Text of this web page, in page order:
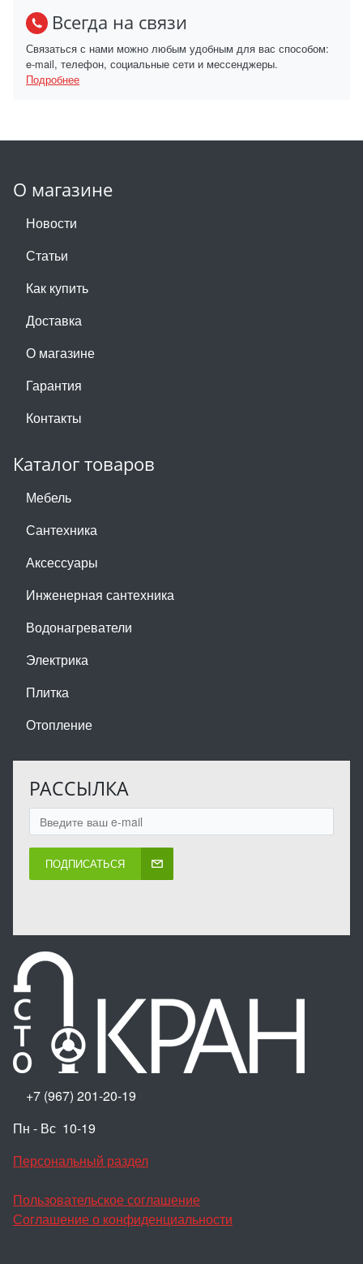
Всегда на связи
Связаться с нами можно любым удобным для вас способом:
e-mail, телефон, социальные сети и мессенджеры.
Подробнее
О магазине
Новости
Статьи
Как купить
Доставка
О магазине
Гарантия
Контакты
Каталог товаров
Мебель
Сантехника
Аксессуары
Инженерная сантехника
Водонагреватели
Электрика
Плитка
Отопление
РАССЫЛКА
ПОДПИСАТЬСЯ
+7 (967) 201-20-19
Пн - Вс 10-19
Персональный раздел
Пользовательское соглашение
Соглашение о конфиденциальности